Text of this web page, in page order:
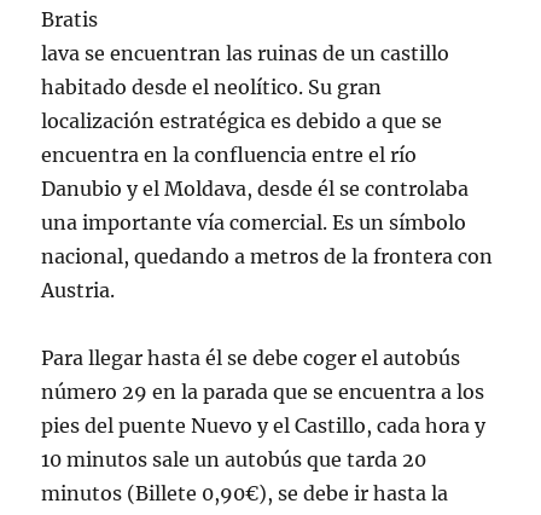
Bratis
lava se encuentran las ruinas de un castillo
habitado desde el neolítico. Su gran
localización estratégica es debido a que se
encuentra en la confluencia entre el río
Danubio y el Moldava, desde él se controlaba
una importante vía comercial. Es un símbolo
nacional, quedando a metros de la frontera con
Austria.
Para llegar hasta él se debe coger el autobús
número 29 en la parada que se encuentra a los
pies del puente Nuevo y el Castillo, cada hora y
10 minutos sale un autobús que tarda 20
minutos (Billete 0,90€), se debe ir hasta la